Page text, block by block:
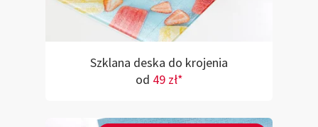
Szklana deska do krojenia
od 49 zł*